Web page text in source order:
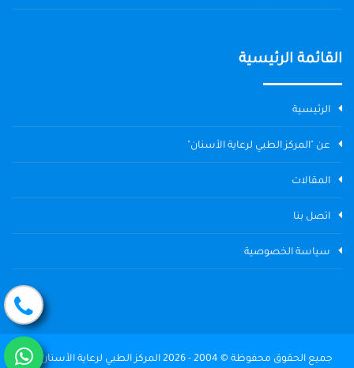
القائمة الرئيسية
الرئيسية
عن "المركز الطبي لرعاية الأسنان"
المقالات
اتصل بنا
سياسة الخصوصية
جميع الحقوق محفوظة © 2004 - 2026 المركز الطبي لرعاية الأسنان The